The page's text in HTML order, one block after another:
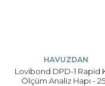
HAVUZDAN
Lovibond DPD-1 Rapid
Ölçüm Analiz Hapı -